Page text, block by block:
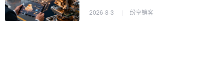
2026-8-3 | 纷享销客